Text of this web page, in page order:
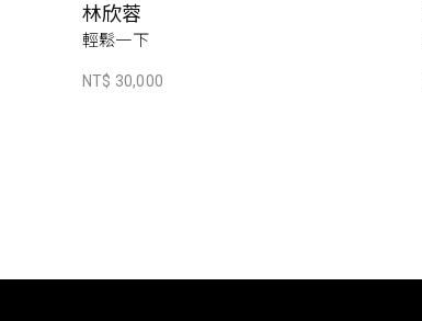
林欣蓉
輕鬆一下
NT$ 30,000